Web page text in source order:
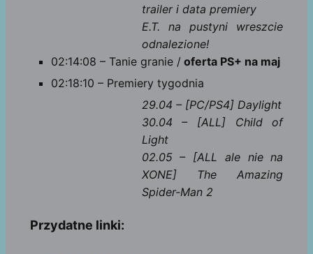
trailer i data premiery
E.T. na pustyni wreszcie
odnalezione!
02:14:08 – Tanie granie / oferta PS+ na maj
02:18:10 – Premiery tygodnia
29.04 – [PC/PS4] Daylight
30.04 – [ALL] Child of
Light
02.05 – [ALL ale nie na
XONE] The Amazing
Spider-Man 2
Przydatne linki: